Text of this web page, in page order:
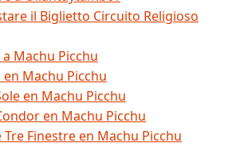
il Biglietto Circuito Religioso
Machu Picchu
en Machu Picchu
en Machu Picchu
en Machu Picchu
Finestre en Machu Picchu